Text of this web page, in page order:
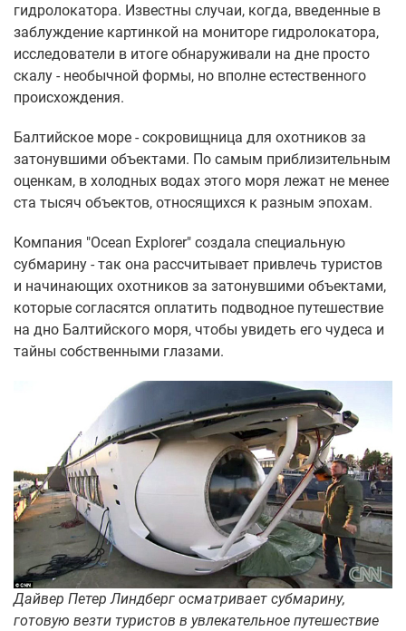
гидролокатора. Известны случаи, когда, введенные в
заблуждение картинкой на мониторе гидролокатора,
исследователи в итоге обнаруживали на дне просто
скалу - необычной формы, но вполне естественного
происхождения.
Балтийское море - сокровищница для охотников за
затонувшими объектами. По самым приблизительным
оценкам, в холодных водах этого моря лежат не менее
ста тысяч объектов, относящихся к разным эпохам.
Компания "Ocean Explorer" создала специальную
субмарину - так она рассчитывает привлечь туристов
и начинающих охотников за затонувшими объектами,
которые согласятся оплатить подводное путешествие
на дно Балтийского моря, чтобы увидеть его чудеса и
тайны собственными глазами.
Дайвер Петер Линдберг осматривает субмарину,
готовую везти туристов в увлекательное путешествие